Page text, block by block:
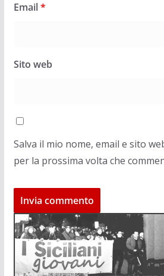
Email*
Sito web
Salva il mio nome, email e sito
per la prossima volta che